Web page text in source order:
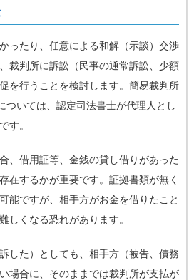
ったり、任意による和解（示談）交渉
裁判所に訴訟（民事の通常訴訟、少額
を行うことを検討します。簡易裁判所
ついては、認定司法書士が代理人とし
す。
、借用証等、金銭の貸し借りがあった
在するかが重要です。証拠書類が無く
能ですが、相手方がお金を借りたこと
しくなる恐れがあります。
した）としても、相手方（被告、債務
場合に、そのままでは裁判所が支払が